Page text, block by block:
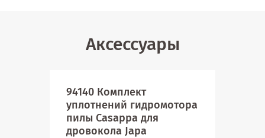
Аксессуары
94140 Комплект
уплотнений гидромотора
пилы Casappa для
дровокола Japa